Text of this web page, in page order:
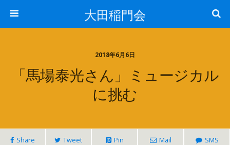
大田稲門会
2018年6月6日
「馬場泰光さん」ミュージカル
に挑む
Share Tweet Pin Mail SMS